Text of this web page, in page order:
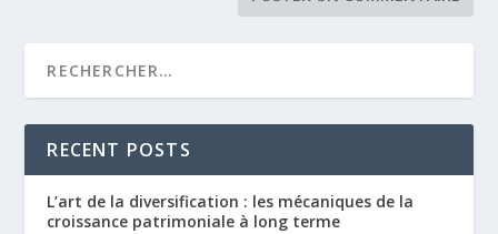
RECENT POSTS
L’art de la diversification : les mécaniques de la
croissance patrimoniale à long terme